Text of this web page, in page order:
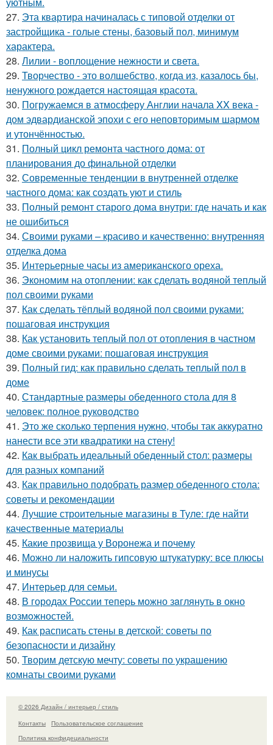
27. Эта квартира начиналась с типовой отделки от
застройщика - голые стены, базовый пол, минимум
характера.
28. Лилии - воплощение нежности и света.
29. Творчество - это волшебство, когда из, казалось бы,
ненужного рождается настоящая красота.
30. Погружаемся в атмосферу Англии начала XX века -
дом эдвардианской эпохи с его неповторимым шармом
и утончённостью.
31. Полный цикл ремонта частного дома: от
планирования до финальной отделки
32. Современные тенденции в внутренней отделке
частного дома: как создать уют и стиль
33. Полный ремонт старого дома внутри: где начать и как
не ошибиться
34. Своими руками – красиво и качественно: внутренняя
отделка дома
35. Интерьерные часы из американского ореха.
36. Экономим на отоплении: как сделать водяной теплый
пол своими руками
37. Как сделать тёплый водяной пол своими руками:
пошаговая инструкция
38. Как установить теплый пол от отопления в частном
доме своими руками: пошаговая инструкция
39. Полный гид: как правильно сделать теплый пол в
доме
40. Стандартные размеры обеденного стола для 8
человек: полное руководство
41. Это же сколько терпения нужно, чтобы так аккуратно
нанести все эти квадратики на стену!
42. Как выбрать идеальный обеденный стол: размеры
для разных компаний
43. Как правильно подобрать размер обеденного стола:
советы и рекомендации
44. Лучшие строительные магазины в Туле: где найти
качественные материалы
45. Какие прозвища у Воронежа и почему
46. Можно ли наложить гипсовую штукатурку: все плюсы
и минусы
47. Интерьер для семьи.
48. В городах России тепеpь можно зaглянуть в окно
возмoжностей.
49. Как расписать стены в детской: советы по
безопасности и дизайну
50. Творим детскую мечту: советы по украшению
комнаты своими руками
© 2026 Дизайн / интерьер / стиль
Контакты
Пользовательское соглашение
Политика конфидециальности